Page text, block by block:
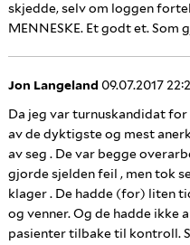
skjedde, selv om loggen
MENNESKE. Et godt et. Som
Jon Langeland 09.07.2017
Da jeg var turnuskandidat
av de dyktigste og mest
av seg . De var begge
gjorde sjelden feil , men tok
klager . De hadde (for) liten
og venner. Og de hadde ikke
pasienter tilbake til kontroll.